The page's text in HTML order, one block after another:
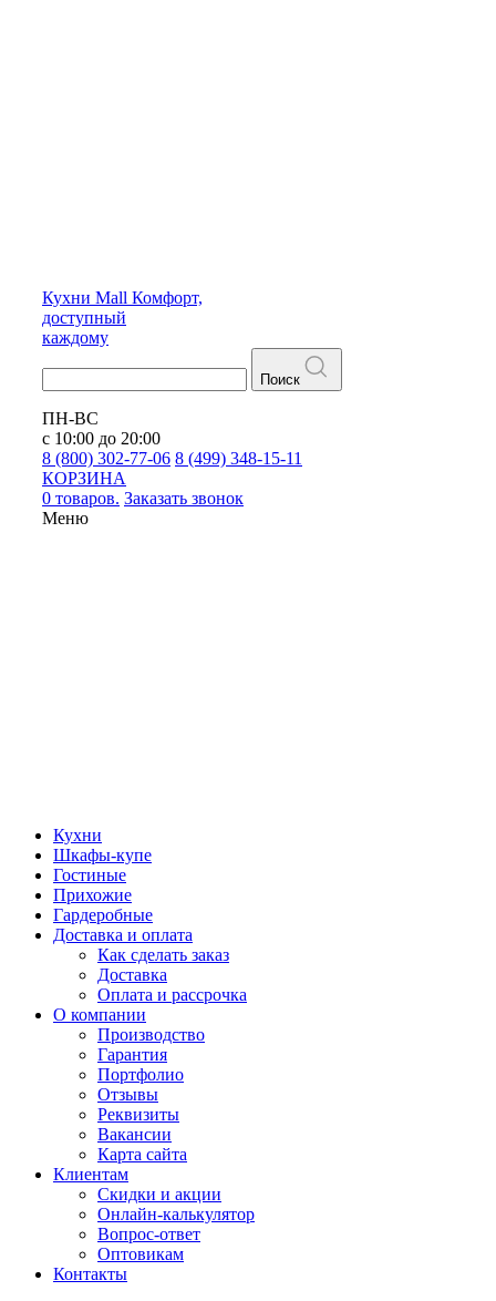
Кухни Mall Комфорт,
доступный
каждому
Поиск
ПН-ВС
с 10:00 до 20:00
8 (800) 302-77-06 8 (499) 348-15-11
КОРЗИНА
0 товаров. Заказать звонок
Меню
Кухни
Шкафы-купе
Гостиные
Прихожие
Гардеробные
Доставка и оплата
Как сделать заказ
Доставка
Оплата и рассрочка
О компании
Производство
Гарантия
Портфолио
Отзывы
Реквизиты
Вакансии
Карта сайта
Клиентам
Скидки и акции
Онлайн-калькулятор
Вопрос-ответ
Оптовикам
Контакты